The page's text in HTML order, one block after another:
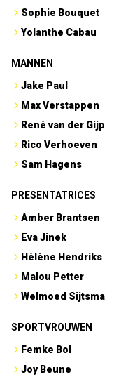
Sophie Bouquet
Yolanthe Cabau
MANNEN
Jake Paul
Max Verstappen
René van der Gijp
Rico Verhoeven
Sam Hagens
PRESENTATRICES
Amber Brantsen
Eva Jinek
Hélène Hendriks
Malou Petter
Welmoed Sijtsma
SPORTVROUWEN
Femke Bol
Joy Beune